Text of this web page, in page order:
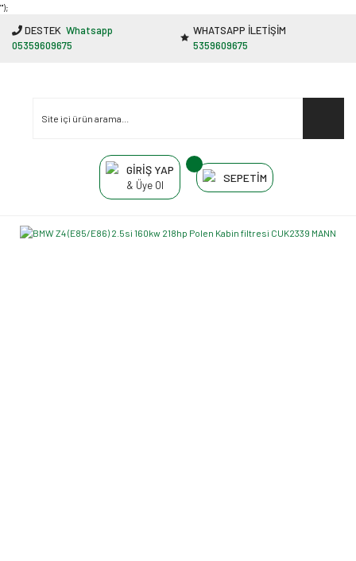
"');
DESTEK Whatsapp
05359609675
WHATSAPP İLETİŞİM
5359609675
GİRİŞ YAP
& Üye Ol
SEPETİM